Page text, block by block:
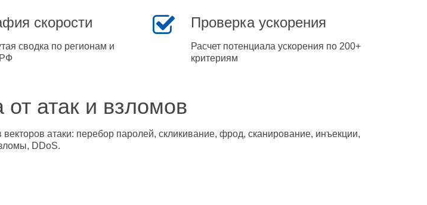
скорости
сводка по регионам и
Проверка ускорения
Расчет потенциала ускорения по 200+
критериям
атак и взломов
атаки: перебор паролей, скликивание, фрод, сканирование, инъекции,
DDoS.